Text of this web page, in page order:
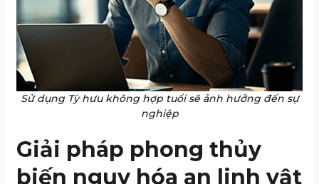
Sử dụng Tỳ hưu không hợp tuổi sẽ ảnh hưởng đến sự
nghiệp
Giải pháp phong thủy
biến nguy hóa an linh vật